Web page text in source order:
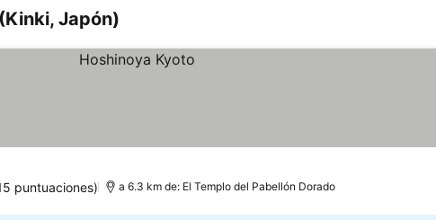
Japón)
puntuaciones) a 6.3 km de: El Templo del Pabellón Dorado